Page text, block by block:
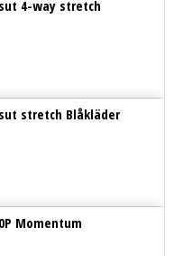
4-way stretch
stretch Blåkläder
Momentum